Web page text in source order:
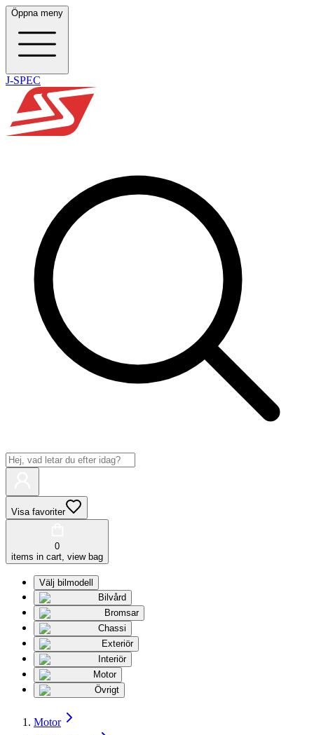
Öppna meny
J-SPEC
Visa favoriter
0
items in cart, view bag
Välj bilmodell
Bilvård
Bromsar
Chassi
Exteriör
Interiör
Motor
Övrigt
Motor